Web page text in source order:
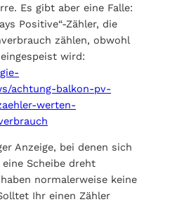
Es gibt aber eine Falle:
Positive“-Zähler, die
zählen, obwohl
wird:
achtung-balkon-pv-
werten-
Anzeige, bei denen sich
Scheibe dreht
normalerweise keine
Ihr einen Zähler